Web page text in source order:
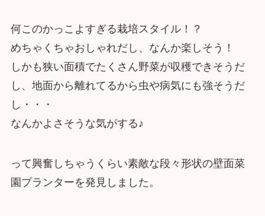
何このかっこよすぎる栽培スタイル！？
めちゃくちゃおしゃれだし、なんか楽しそう！
しかも狭い面積でたくさん野菜が収穫できそうだ
し、地面から離れてるから虫や病気にも強そうだ
し・・・
なんかよさそうな気がする♪
って興奮しちゃうくらい素敵な段々形状の壁面菜
園プランターを発見しました。